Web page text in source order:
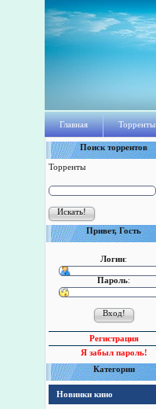
Главная Торренты
Поиск торрентов
Торренты
Привет, Гость
Логин:
Пароль:
Регистрация
Я забыл пароль!
Категории
Новинки кино